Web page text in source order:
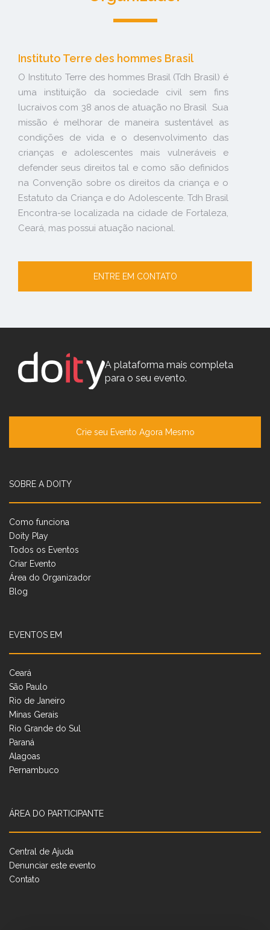
Instituto Terre des hommes Brasil
O Instituto Terre des hommes Brasil (Tdh Brasil) é
uma instituição da sociedade civil sem fins
lucraivos com 38 anos de atuação no Brasil Sua
missão é melhorar de maneira sustentável as
condições de vida e o desenvolvimento das
crianças e adolescentes mais vulneráveis e
defender seus direitos tal e como são definidos
na Convenção sobre os direitos da criança e o
Estatuto da Criança e do Adolescente. Tdh Brasil
Encontra-se localizada na cidade de Fortaleza,
Ceará, mas possui atuação nacional.
ENTRE EM CONTATO
A plataforma mais completa
para o seu evento.
Crie seu Evento Agora Mesmo
SOBRE A DOITY
Como funciona
Doity Play
Todos os Eventos
Criar Evento
Área do Organizador
Blog
EVENTOS EM
Ceará
São Paulo
Rio de Janeiro
Minas Gerais
Rio Grande do Sul
Paraná
Alagoas
Pernambuco
ÁREA DO PARTICIPANTE
Central de Ajuda
Denunciar este evento
Contato